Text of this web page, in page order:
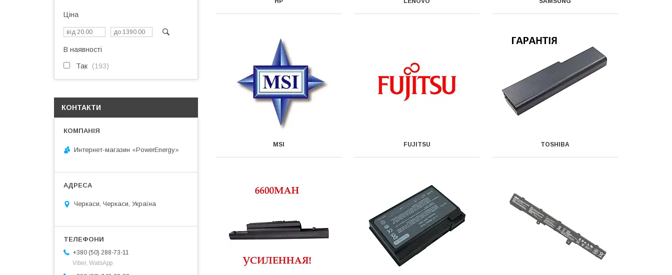
MSI FUJITSU TOSHIBA
Ціна
В наявності
Так 193
КОНТАКТИ
Интернет-магазин «PowerEnergy»
Черкаси, Черкаси, Україна
+380 (50) 288-73-11
Viber, WatsApp